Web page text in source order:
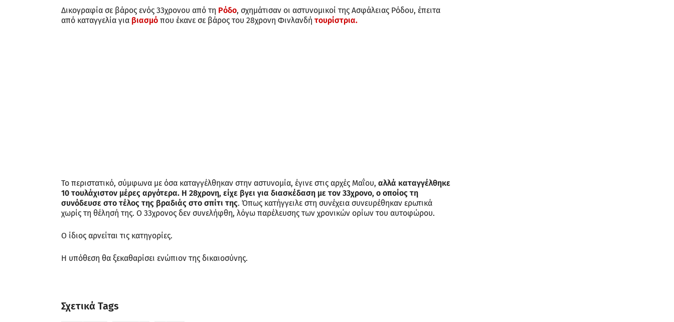
Δικογραφία σε βάρος ενός 33χρονου από τη Ρόδο, σχημάτισαν οι αστυνομικοί της Ασφάλειας Ρόδου, έπειτα
από καταγγελία για βιασμό που έκανε σε βάρος του 28χρονη Φινλανδή τουρίστρια.
Το περιστατικό, σύμφωνα με όσα καταγγέλθηκαν στην αστυνομία, έγινε στις αρχές Μαΐου, αλλά καταγγέλθηκε
10 τουλάχιστον μέρες αργότερα. Η 28χρονη, είχε βγει για διασκέδαση με τον 33χρονο, ο οποίος τη
συνόδευσε στο τέλος της βραδιάς στο σπίτι της. Όπως κατήγγειλε στη συνέχεια συνευρέθηκαν ερωτικά
χωρίς τη θέλησή της. Ο 33χρονος δεν συνελήφθη, λόγω παρέλευσης των χρονικών ορίων του αυτοφώρου.
Ο ίδιος αρνείται τις κατηγορίες.
Η υπόθεση θα ξεκαθαρίσει ενώπιον της δικαιοσύνης.
Σχετικά Tags